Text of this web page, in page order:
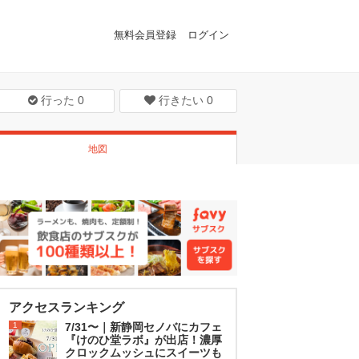
無料会員登録 ログイン
行った 0 行きたい 0
地図
アクセスランキング
1
7/31〜｜新静岡セノバにカフェ
『けのひ堂ラボ』が出店！濃厚
クロックムッシュにスイーツも